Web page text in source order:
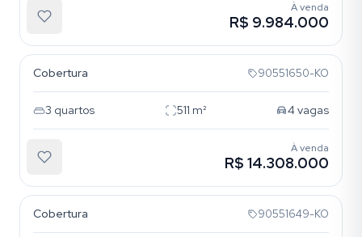
À venda
R$ 9.984.000
Cobertura 90551650-KO
3 quartos 511 m² 4 vagas
À venda
R$ 14.308.000
Cobertura 90551649-KO